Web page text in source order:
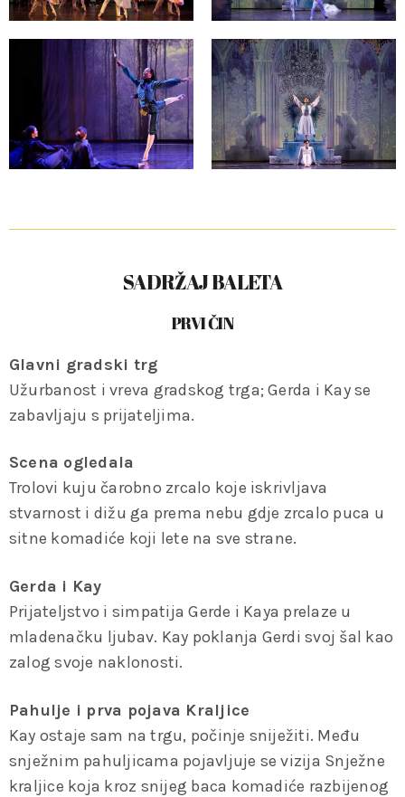
SADRŽAJ BALETA
PRVI ČIN
Glavni gradski trg
Užurbanost i vreva gradskog trga; Gerda i Kay se
zabavljaju s prijateljima.
Scena ogledala
Trolovi kuju čarobno zrcalo koje iskrivljava
stvarnost i dižu ga prema nebu gdje zrcalo puca u
sitne komadiće koji lete na sve strane.
Gerda i Kay
Prijateljstvo i simpatija Gerde i Kaya prelaze u
mladenačku ljubav. Kay poklanja Gerdi svoj šal kao
zalog svoje naklonosti.
Pahulje i prva pojava Kraljice
Kay ostaje sam na trgu, počinje sniježiti. Među
snježnim pahuljicama pojavljuje se vizija Snježne
kraljice koja kroz snijeg baca komadiće razbijenog